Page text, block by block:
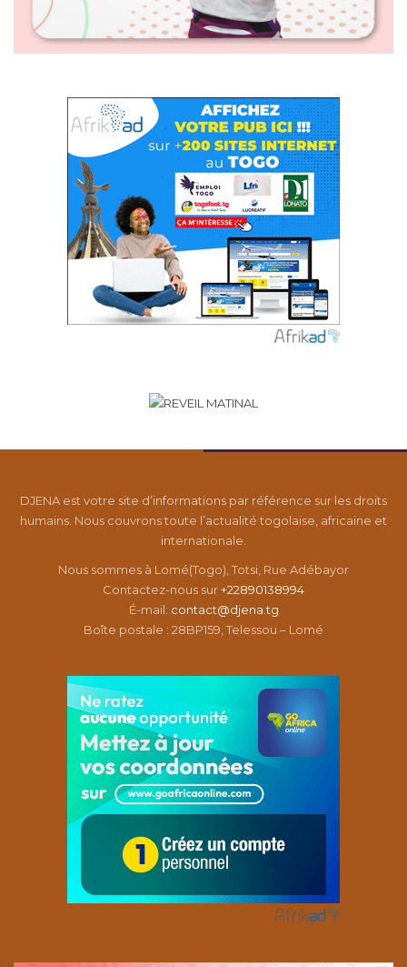
DJENA est votre site d’informations par référence sur les droits
humains. Nous couvrons toute l’actualité togolaise, africaine et
internationale.
Nous sommes à Lomé(Togo), Totsi, Rue Adébayor
Contactez-nous sur+22890138994
É-mail: contact@djena.tg
Boîte postale : 28BP159, Telessou – Lomé